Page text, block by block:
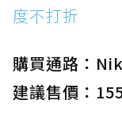
度不打折
購買通路：
建議售價：